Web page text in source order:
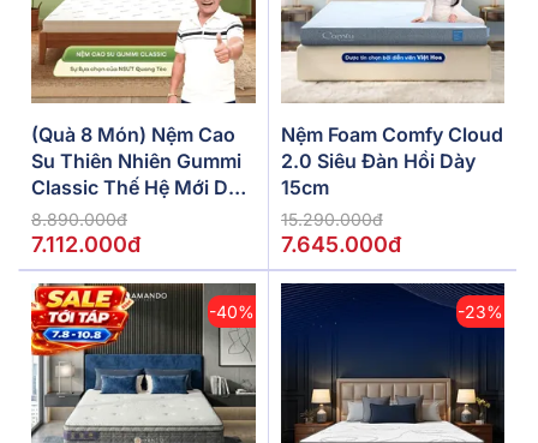
(Quà 8 Món) Nệm Cao
Su Thiên Nhiên Gummi
Classic Thế Hệ Mới Dày
5/10/15cm
8.890.000đ
7.112.000đ
Nệm Foam Comfy Cloud
2.0 Siêu Đàn Hồi Dày
15cm
15.290.000đ
7.645.000đ
-40% -23%